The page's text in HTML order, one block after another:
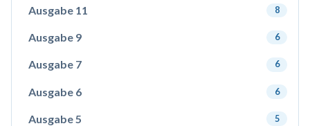
Ausgabe 11 8
Ausgabe 9 6
Ausgabe 7 6
Ausgabe 6 6
Ausgabe 5 5